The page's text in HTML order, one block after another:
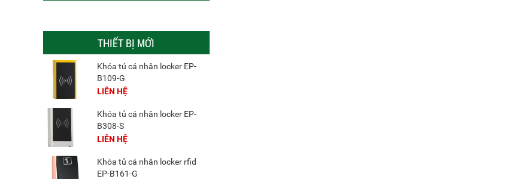
THIẾT BỊ MỚI
Khóa tủ cá nhân locker EP-
B109-G
LIÊN HỆ
Khóa tủ cá nhân locker EP-
B308-S
LIÊN HỆ
Khóa tủ cá nhân locker rfid
EP-B161-G